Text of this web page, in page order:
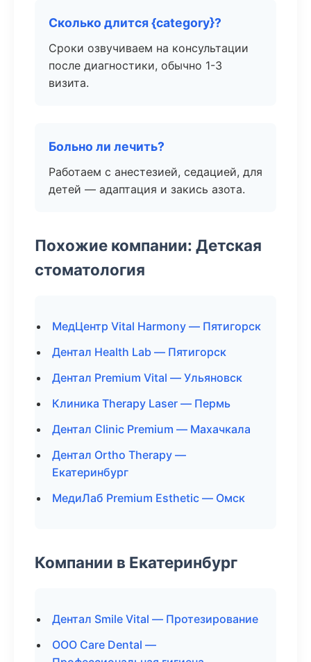
Сколько длится {category}?
Сроки озвучиваем на консультации
после диагностики, обычно 1-3
визита.
Больно ли лечить?
Работаем с анестезией, седацией, для
детей — адаптация и закись азота.
Похожие компании: Детская
стоматология
МедЦентр Vital Harmony — Пятигорск
Дентал Health Lab — Пятигорск
Дентал Premium Vital — Ульяновск
Клиника Therapy Laser — Пермь
Дентал Clinic Premium — Махачкала
Дентал Ortho Therapy —
Екатеринбург
МедиЛаб Premium Esthetic — Омск
Компании в Екатеринбург
Дентал Smile Vital — Протезирование
ООО Care Dental —